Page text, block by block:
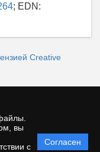
вы
с
Согласен
; EDN:
Creative